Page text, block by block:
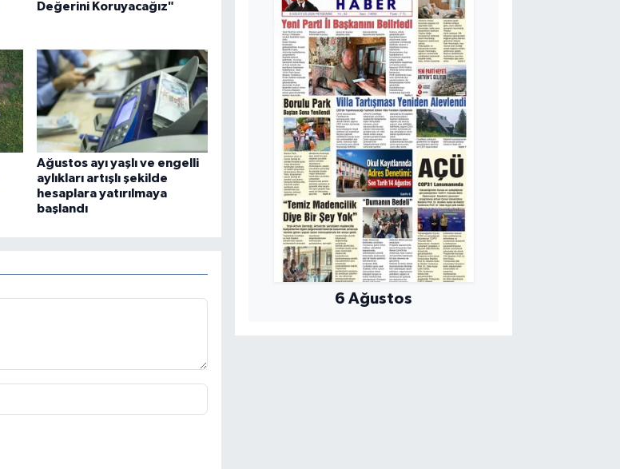
Değerini Koruyacağız"
Ağustos ayı yaşlı ve engelli
aylıkları artışlı şekilde
hesaplara yatırılmaya
başlandı
6 Ağustos